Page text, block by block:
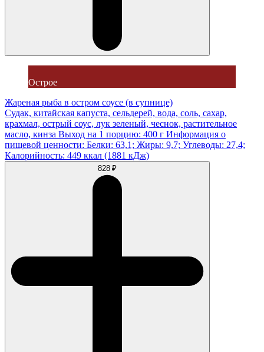
Острое
Жареная рыба в остром соусе (в супнице)
Судак, китайская капуста, сельдерей, вода, соль, сахар,
крахмал, острый соус, лук зеленый, чеснок, растительное
масло, кинза Выход на 1 порцию: 400 г Информация о
пищевой ценности: Белки: 63,1; Жиры: 9,7; Углеводы: 27,4;
Калорийность: 449 ккал (1881 кДж)
828 ₽